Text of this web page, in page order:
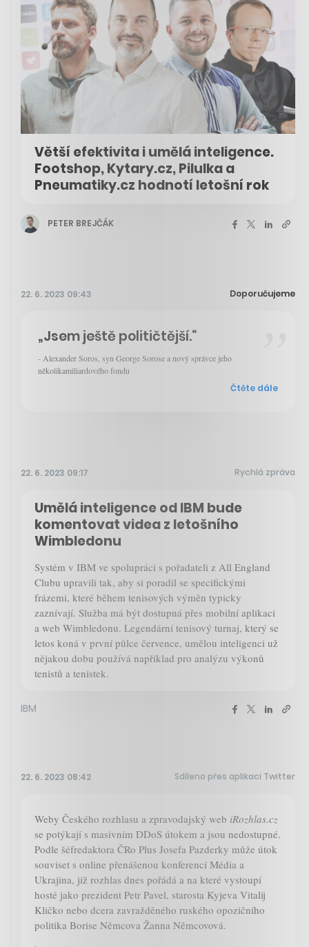
Větší efektivita i umělá inteligence.
Footshop, Kytary.cz, Pilulka a
Pneumatiky.cz hodnotí letošní rok
PETER BREJČÁK
22. 6. 2023 09:43 Doporučujeme
„Jsem ještě političtější.“
- Alexander Soros, syn George Sorose a nový správce jeho
několikamiliardového fondu
Čtěte dále
22. 6. 2023 09:17 Rychlá zpráva
Umělá inteligence od IBM bude
komentovat videa z letošního
Wimbledonu
Systém v IBM ve spolupráci s pořadateli z All England
Clubu upravili tak, aby si poradil se specifickými
frázemi, které během tenisových výměn typicky
zaznívají. Služba má být dostupná přes mobilní aplikaci
a web Wimbledonu. Legendární tenisový turnaj, který se
letos koná v první půlce července, umělou inteligenci už
nějakou dobu používá například pro analýzu výkonů
tenistů a tenistek.
IBM
22. 6. 2023 08:42 Sdíleno přes aplikaci Twitter
Weby Českého rozhlasu a zpravodajský web iRozhlas.cz
se potýkají s masivním DDoS útokem a jsou nedostupné.
Podle šéfredaktora ČRo Plus Josefa Pazderky může útok
souviset s online přenášenou konferencí Média a
Ukrajina, již rozhlas dnes pořádá a na které vystoupí
hosté jako prezident Petr Pavel, starosta Kyjeva Vitalij
Kličko nebo dcera zavražděného ruského opozičního
politika Borise Němcova Žanna Němcovová.